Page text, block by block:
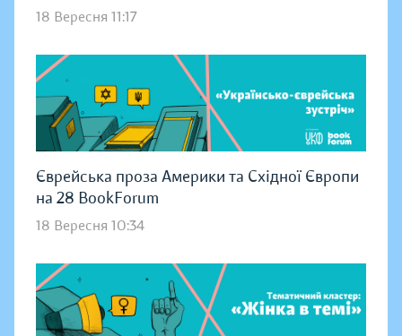
18 Вересня 11:17
Єврейська проза Америки та Східної Європи
на 28 BookForum
18 Вересня 10:34